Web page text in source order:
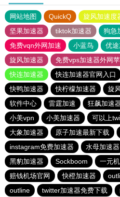
网站地图 QuickQ 旋风加速度
坚果加速器
tiktok加速器
狗急
免费vqn外网加速
小蓝鸟 优
旋风加速器
免费vps加速器外网
快连加速器
快连加速器官网入口
快鸭加速器
快柠檬加速器 旋
软件中心
雷霆加速 狂飙加速
小美vpn
小美加速器
可以上
大象加速器
原子加速最新下载
instagram免费加速器
水母加速器
黑豹加速器
Sockboom 一元
赔钱机场官网
快橙加速器
outline
twitter加速器免费下载